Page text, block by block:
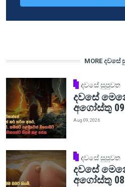
MORE දවසේ
දවසේ සුපුවත
දවසේ
අගෝස්තු 09
Aug 09, 2026
දවසේ සුපුවත
දවසේ
අගෝස්තු 08